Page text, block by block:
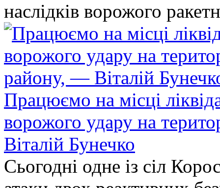
наслідків ворожого
Працюємо на місці
ворожого удару на
Віталій Бунечко
Сьогодні одне із сіл